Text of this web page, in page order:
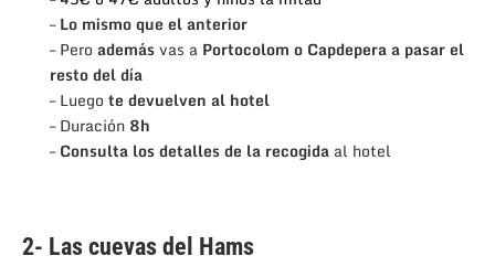
–Lo mismo que el anterior
– Pero ademásvas a Portocolom o Capdepera a pasar el
resto del día
– Luego te devuelven al hotel
– Duración 8h
–Consulta los detalles de la recogida al hotel
2- Las cuevas del Hams